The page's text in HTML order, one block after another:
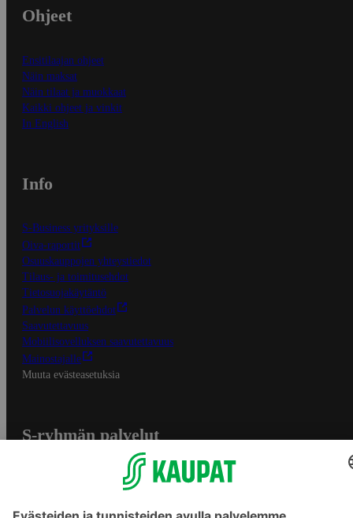
Ohjeet
Ensitilaajan ohjeet
Näin maksat
Näin tilaat ja muokkaat
Kaikki ohjeet ja vinkit
In English
Info
S-Business yrityksille
Oiva-raportit
Osuuskauppojen yhteystiedot
Tilaus- ja toimitusehdot
Tietosuojakäytäntö
Palvelun käyttöehdot
Saavutettavuus
Mobiilisovelluksen saavutettavuus
Mainostajalle
Muuta evästeasetuksia
S-ryhmän palvelut